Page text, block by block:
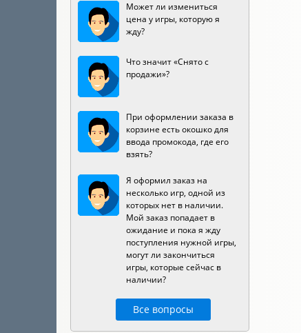
Может ли измениться
цена у игры, которую я
жду?
Что значит «Снято с
продажи»?
При оформлении заказа в
корзине есть окошко для
ввода промокода, где его
взять?
Я оформил заказ на
несколько игр, одной из
которых нет в наличии.
Мой заказ попадает в
ожидание и пока я жду
поступления нужной игры,
могут ли закончиться
игры, которые сейчас в
наличии?
Все вопросы